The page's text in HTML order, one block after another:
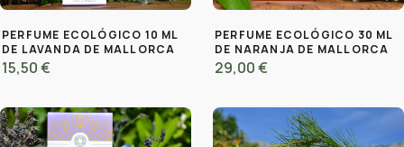
PERFUME ECOLÓGICO 10 ML
DE LAVANDA DE MALLORCA
15,50 €
PERFUME ECOLÓGICO 30 ML
DE NARANJA DE MALLORCA
29,00 €